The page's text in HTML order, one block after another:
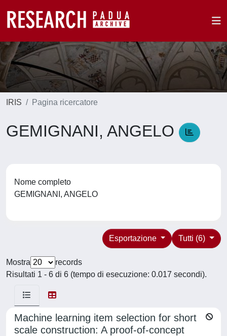
IRIS Pagina ricercatore
GEMIGNANI, ANGELO
Nome completo
GEMIGNANI, ANGELO
Tutti (6)
Esportazione
Mostra
records
Risultati 1 - 6 di 6 (tempo di esecuzione: 0.017 secondi).
Machine learning item selection for short
scale construction: A proof-of-concept